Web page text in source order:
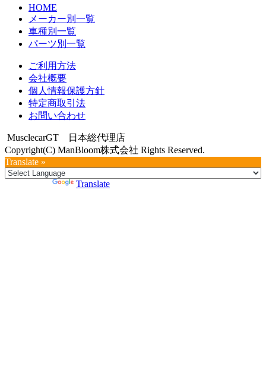
HOME
メーカー別一覧
車種別一覧
パーツ別一覧
ご利用方法
会社概要
個人情報保護方針
特定商取引法
お問い合わせ
MusclecarGT 日本総代理店
Copyright(C) ManBloom株式会社 Rights Reserved.
Translate »
Translate